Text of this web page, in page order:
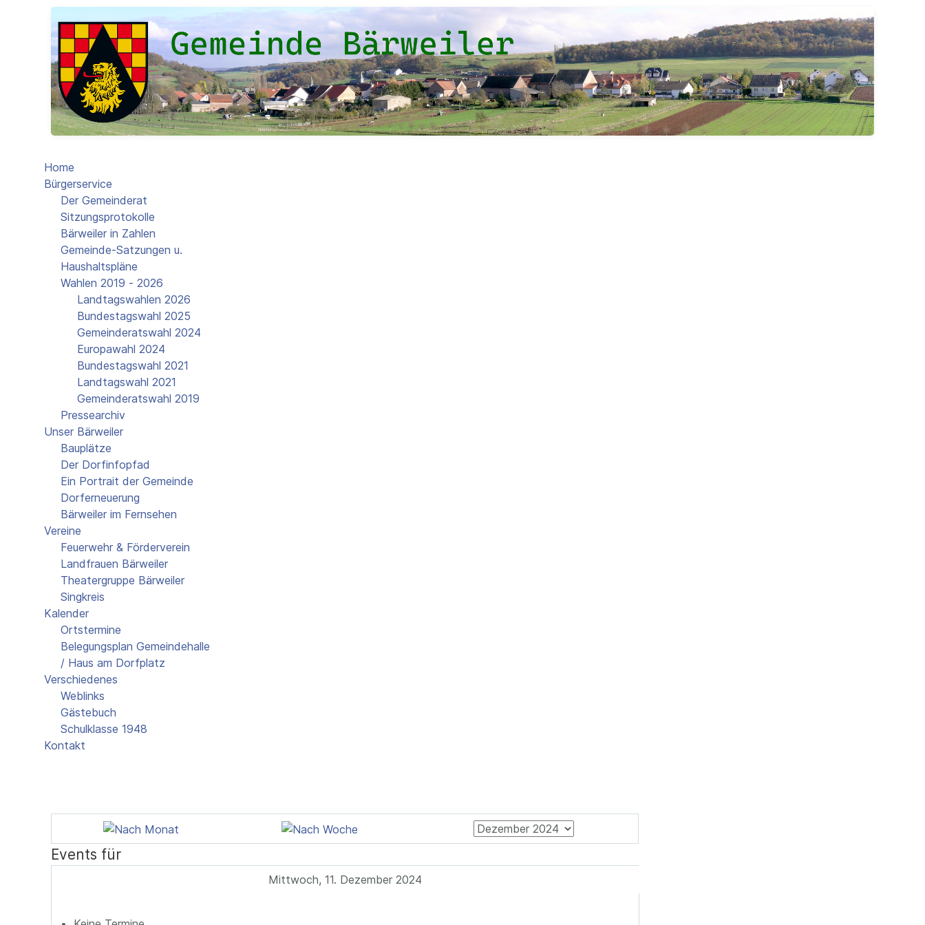
Home
Bürgerservice
Der Gemeinderat
Sitzungsprotokolle
Bärweiler in Zahlen
Gemeinde-Satzungen u.
Haushaltspläne
Wahlen 2019 - 2026
Landtagswahlen 2026
Bundestagswahl 2025
Gemeinderatswahl 2024
Europawahl 2024
Bundestagswahl 2021
Landtagswahl 2021
Gemeinderatswahl 2019
Pressearchiv
Unser Bärweiler
Bauplätze
Der Dorfinfopfad
Ein Portrait der Gemeinde
Dorferneuerung
Bärweiler im Fernsehen
Vereine
Feuerwehr & Förderverein
Landfrauen Bärweiler
Theatergruppe Bärweiler
Singkreis
Kalender
Ortstermine
Belegungsplan Gemeindehalle
/ Haus am Dorfplatz
Verschiedenes
Weblinks
Gästebuch
Schulklasse 1948
Kontakt
Events für
Mittwoch, 11. Dezember 2024